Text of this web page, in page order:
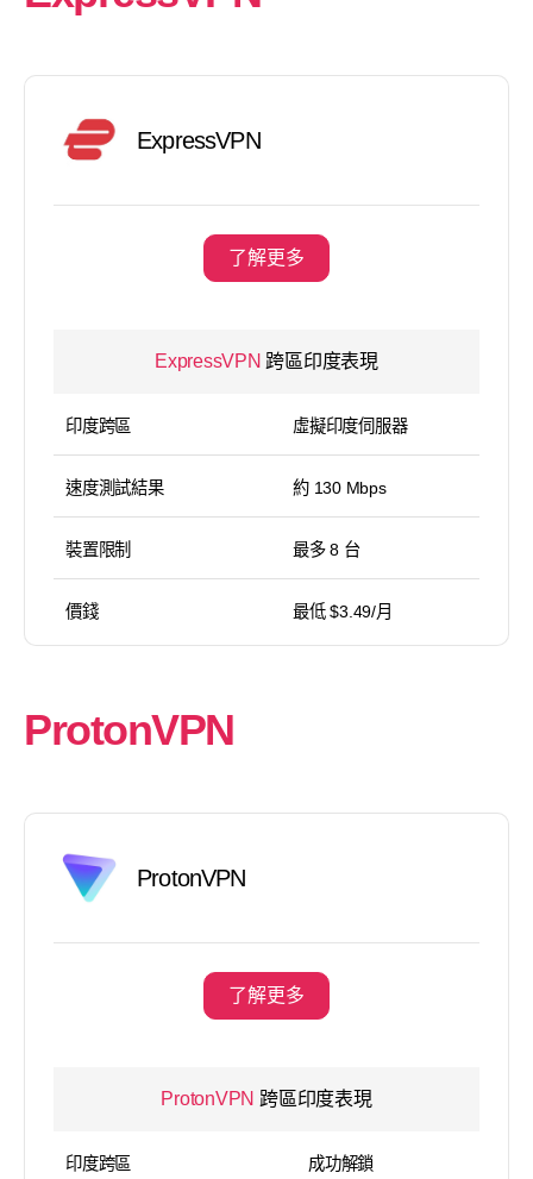
ExpressVPN
了解更多
ExpressVPN 跨區印度表現
印度跨區 虛擬印度伺服器
速度測試結果 約 130 Mbps
裝置限制 最多 8 台
價錢 最低 $3.49/月
ProtonVPN
ProtonVPN
了解更多
ProtonVPN 跨區印度表現
印度跨區 成功解鎖